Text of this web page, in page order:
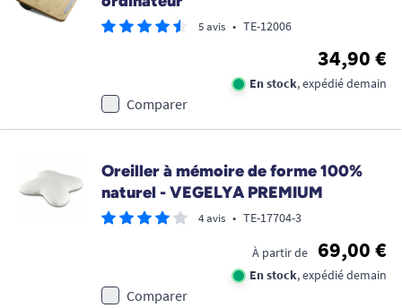
5 avis • TE-12006
34,90 €
En stock, expédié demain
Comparer
Oreiller à mémoire de forme 100%
naturel - VEGELYA PREMIUM
4 avis • TE-17704-3
À partir de 69,00 €
En stock, expédié demain
Comparer